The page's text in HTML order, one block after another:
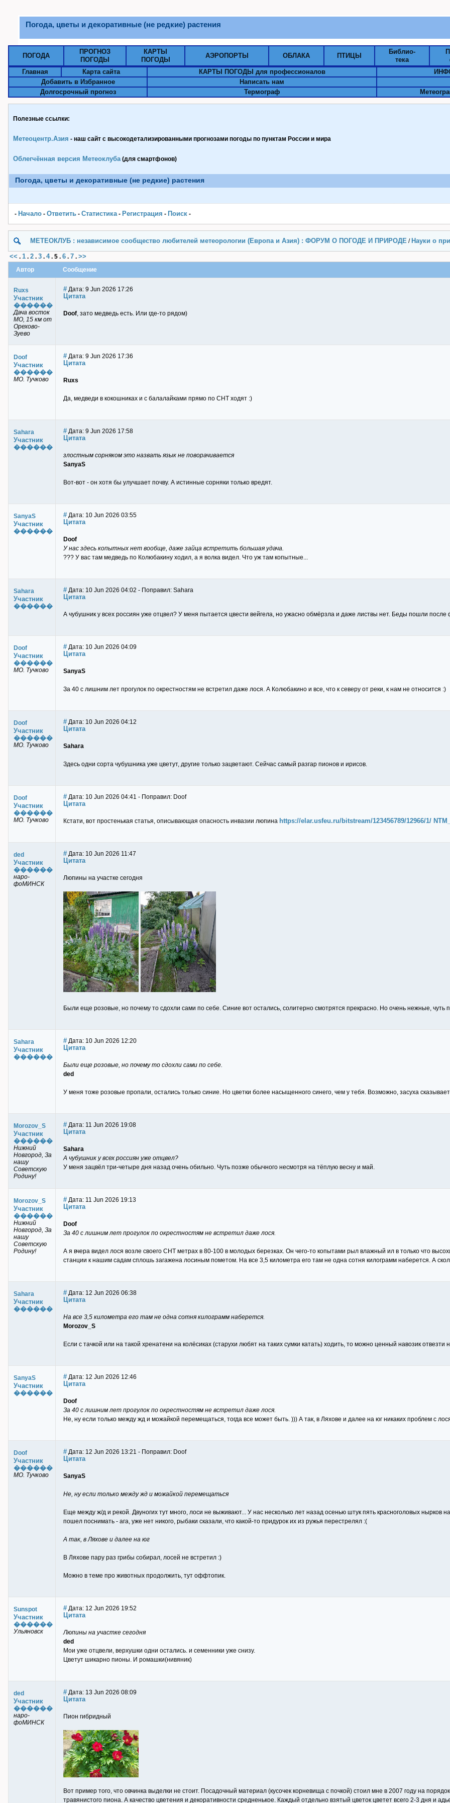
Погода, цветы и декоративные (не редкие) растения
ПОГОДА
ПРОГНОЗ
ПОГОДЫ
КАРТЫ
ПОГОДЫ
АЭРОПОРТЫ ОБЛАКА ПТИЦЫ
Библио-
тека
Главная
Карта сайта КАРТЫ ПОГОДЫ для профессионалов
Добавить в Избранное
Написать нам
Долгосрочный прогноз
Термограф
Полезные ссылки:
Метеоцентр.Азия - наш сайт с высокодетализированными прогнозами погоды по пунктам Pоссии и мира
Облегчённая версия Метеоклуба(для смартфонов)
Погода, цветы и декоративные (не редкие) растения
- Начало - Ответить - Статистика- Pегистрация - Поиск -
МЕТЕОКЛУБ : независимое сообщество любителей метеорологии (Европа и Азия) : ФОРУМ О ПОГОДЕ И ПРИРОДЕ / Науки о
<< . 1 . 2 . 3 . 4. 5 . 6 . 7 . >>
Автор Сообщение
Ruxs
Участник
������
Дача восток
МО, 15 км от
Орехово-
Зуево
# Дата: 9 Jun 2026 17:26
Цитата
Doof, зато медведь есть. Или где-то рядом)
Doof
Участник
������
МО. Тучково
# Дата: 9 Jun 2026 17:36
Цитата
Ruxs
Да, медведи в кокошниках и с балалайками прямо по СНТ ходят :)
Sahara
Участник
������
# Дата: 9 Jun 2026 17:58
Цитата
злостным сорняком это назвать язык не поворачивается
SanyaS
Вот-вот - он хотя бы улучшает почву. А истинные сорняки только вредят.
SanyaS
Участник
������
# Дата: 10 Jun 2026 03:55
Цитата
Doof
У нас здесь копытных нет вообще, даже зайца встретить большая удача.
??? У вас там медведь по Колюбакину ходил, а я волка видел. Что уж там копытные...
Sahara
Участник
������
# Дата: 10 Jun 2026 04:02 - Поправил: Sahara
Цитата
А чубушник у всех россиян уже отцвел? У меня пытается цвести вейгела, но ужасно обмёрзла и даже листвы нет. Беды пошли
Doof
Участник
������
МО. Тучково
# Дата: 10 Jun 2026 04:09
Цитата
SanyaS
За 40 с лишним лет прогулок по окрестностям не встретил даже лося. А Колюбакино и все, что к северу от реки, к нам не относится :)
Doof
Участник
������
МО. Тучково
# Дата: 10 Jun 2026 04:12
Цитата
Sahara
Здесь одни сорта чубушника уже цветут, другие только зацветают. Сейчас самый разгар пионов и ирисов.
Doof
Участник
������
МО. Тучково
# Дата: 10 Jun 2026 04:41 - Поправил: Doof
Цитата
Кстати, вот простенькая статья, описывающая опасность инвазии люпина https://elar.usfeu.ru/bitstream/123456789/12966/1/
ded
Участник
������
наро-
фоМИНСК
# Дата: 10 Jun 2026 11:47
Цитата
Люпины на участке сегодня
Были еще розовые, но почему то сдохли сами по себе. Синие вот остались, солитерно смотрятся прекрасно. Но очень нежные, чуть
Sahara
Участник
������
# Дата: 10 Jun 2026 12:20
Цитата
Были еще розовые, но почему то сдохли сами по себе.
ded
У меня тоже розовые пропали, остались только синие. Но цветки более насыщенного синего, чем у тебя. Возможно, засуха
Morozov_S
Участник
������
Нижний
Новгород, За
нашу
Советскую
Родину!
# Дата: 11 Jun 2026 19:08
Цитата
Sahara
А чубушник у всех россиян уже отцвел?
У меня зацвёл три-четыре дня назад очень обильно. Чуть позже обычного несмотря на тёплую весну и май.
Morozov_S
Участник
������
Нижний
Новгород, За
нашу
Советскую
Родину!
# Дата: 11 Jun 2026 19:13
Цитата
Doof
За 40 с лишним лет прогулок по окрестностям не встретил даже лося.
А я вчера видел лося возле своего СНТ метрах в 80-100 в молодых березках. Он чего-то копытами рыл влажный ил в только что
станции к нашим садам сплошь загажена лосиным пометом. На все 3,5 километра его там не одна сотня килограмм наберется. А
Sahara
Участник
������
# Дата: 12 Jun 2026 06:38
Цитата
На все 3,5 километра его там не одна сотня килограмм наберется.
Morozov_S
Если с тачкой или на такой хренатени на колёсиках (старухи любят на таких сумки катать) ходить, то можно ценный навозик отвезти
SanyaS
Участник
������
# Дата: 12 Jun 2026 12:46
Цитата
Doof
За 40 с лишним лет прогулок по окрестностям не встретил даже лося.
Не, ну если только между жд и можайкой перемещаться, тогда все может быть. ))) А так, в Ляхове и далее на юг никаких проблем с
Doof
Участник
������
МО. Тучково
# Дата: 12 Jun 2026 13:21 - Поправил: Doof
Цитата
SanyaS
Не, ну если только между жд и можайкой перемещаться
Еще между ж/д и рекой. Двуногих тут много, лоси не выживают... У нас несколько лет назад осенью штук пять красноголовых
пошел поснимать - ага, уже нет никого, рыбаки сказали, что какой-то придурок их из ружья перестрелял :(
А так, в Ляхове и далее на юг
В Ляхове пару раз грибы собирал, лосей не встретил :)
Можно в теме про животных продолжить, тут оффтопик.
Sunspot
Участник
������
Ульяновск
# Дата: 12 Jun 2026 19:52
Цитата
Люпины на участке сегодня
ded
Мои уже отцвели, верхушки одни остались. и семенники уже снизу.
Цветут шикарно пионы. И ромашки(нивяник)
ded
Участник
������
наро-
фоМИНСК
# Дата: 13 Jun 2026 08:09
Цитата
Пион гибридный
Вот пример того, что овчинка выделки не стоит. Посадочный материал (кусочек корневища с почкой) стоил мне в 2007 году на
травянистого пиона. А качество цветения и декоративности средненькое. Каждый отдельно взятый цветок цветет всего 2-3 дня и